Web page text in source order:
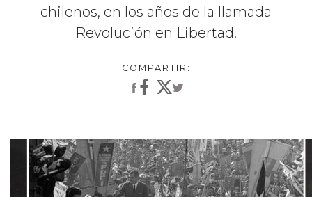
chilenos, en los años de la llamada
Revolución en Libertad.